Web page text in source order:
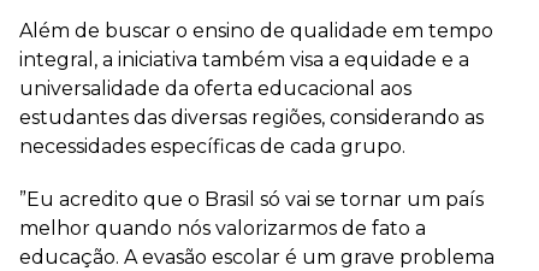
Além de buscar o ensino de qualidade em tempo
integral, a iniciativa também visa a equidade e a
universalidade da oferta educacional aos
estudantes das diversas regiões, considerando as
necessidades específicas de cada grupo.
”Eu acredito que o Brasil só vai se tornar um país
melhor quando nós valorizarmos de fato a
educação. A evasão escolar é um grave problema